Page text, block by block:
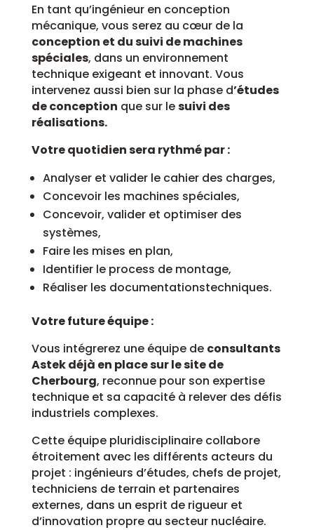
En tant qu’ingénieur en conception
mécanique, vous serez au cœur de la
conception et du suivi de machines
spéciales, dans un environnement
technique exigeant et innovant. Vous
intervenez aussi bien sur la phase d’études
de conception que sur lesuivi des
réalisations.
Votre quotidien sera rythmé par :
Analyser et valider le cahier des charges,
Concevoir les machines spéciales,
Concevoir, valider et optimiser des
systèmes,
Faire les mises en plan,
Identifier le process de montage,
Réaliser les documentationstechniques.
Votre future équipe :
Vous intégrerez une équipe de consultants
Astek déjà en place sur le site de
Cherbourg, reconnue pour son expertise
technique et sa capacité à relever des défis
industriels complexes.
Cette équipe pluridisciplinaire collabore
étroitement avec les différents acteurs du
projet : ingénieurs d’études, chefs de projet,
techniciens de terrain et partenaires
externes, dans un esprit de rigueur et
d’innovation propre au secteur nucléaire.